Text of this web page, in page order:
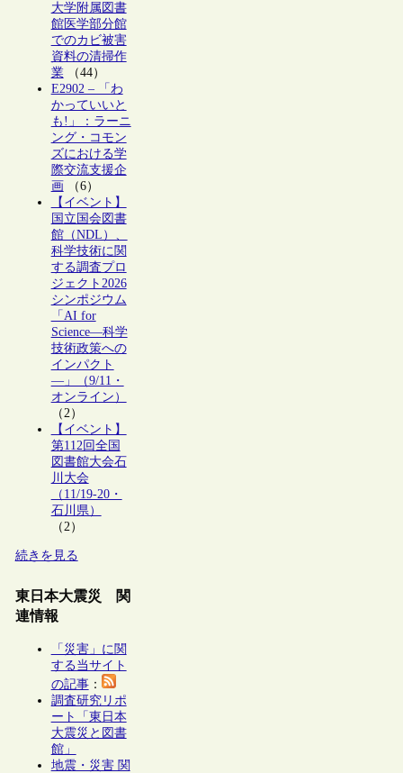
大学附属図書
館医学部分館
でのカビ被害
資料の清掃作
業（44）
E2902 – 「わ
かっていいと
も!」：ラーニ
ング・コモン
ズにおける学
際交流支援企
画 （6）
【イベント】
国立国会図書
館（NDL）、
科学技術に関
する調査プロ
ジェクト2026
シンポジウム
「AI for
Science―科学
技術政策への
インパクト
―」（9/11・
オンライン）
（2）
【イベント】
第112回全国
図書館大会石
川大会
（11/19-20・
石川県）
（2）
続きを見る
東日本大震災 関
連情報
「災害」に関
する当サイト
の記事：
調査研究リポ
ート「東日本
大震災と図書
館」
地震・災害 関